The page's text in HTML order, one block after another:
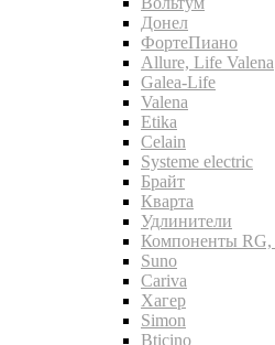
Донел
ФортеПиано
Allure, Life Valena
Galea-Life
Valena
Etika
Celain
Systeme electric
Брайт
Кварта
Удлинители
Компоненты
Suno
Cariva
Хагер
Simon
Bticino